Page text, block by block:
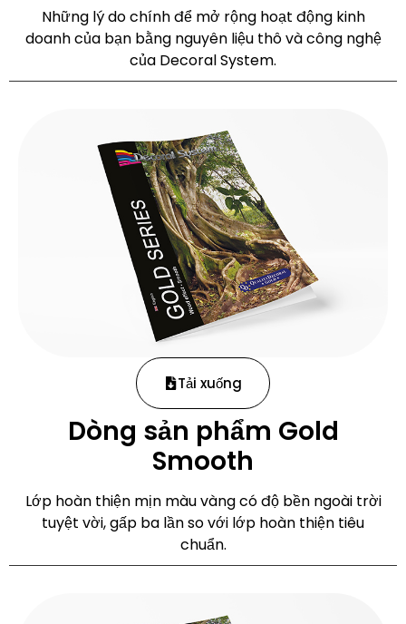
Những lý do chính để mở rộng hoạt động kinh
doanh của bạn bằng nguyên liệu thô và công nghệ
của Decoral System.
Tải xuống
Dòng sản phẩm Gold
Smooth
Lớp hoàn thiện mịn màu vàng có độ bền ngoài trời
tuyệt vời, gấp ba lần so với lớp hoàn thiện tiêu
chuẩn.